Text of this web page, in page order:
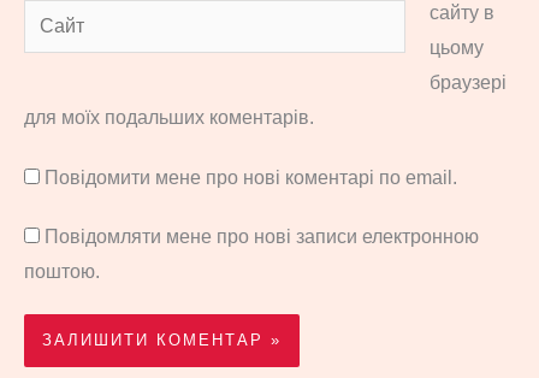
Сайт
сайту в
цьому
браузері
для моїх подальших коментарів.
Повідомити мене про нові коментарі по email.
Повідомляти мене про нові записи електронною
поштою.